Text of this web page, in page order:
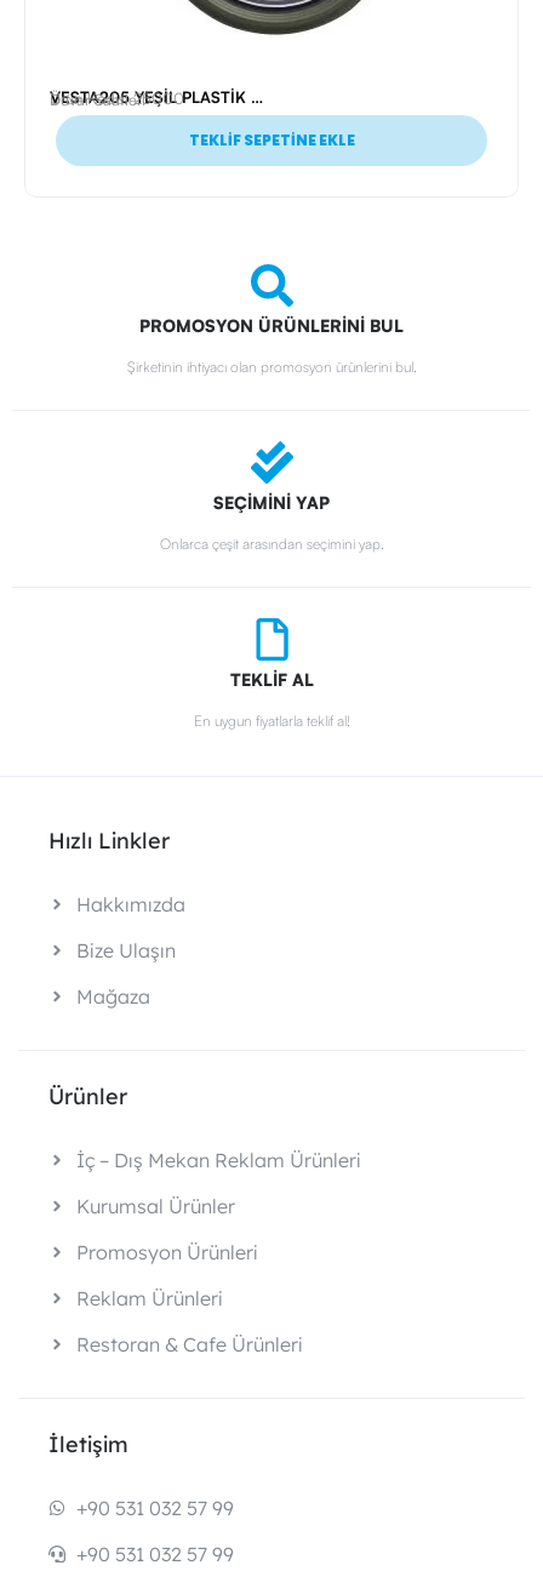
VESTA205 YEŞİL PLASTİK ÇERÇEVE DUVAR SAATİ (355 MM)
Ürün Kodu: 25000
Duvar Saatleri
TEKLİF SEPETİNE EKLE
PROMOSYON ÜRÜNLERİNİ BUL
Şirketinin ihtiyacı olan promosyon ürünlerini bul.
SEÇİMİNİ YAP
Onlarca çeşit arasından seçimini yap.
TEKLİF AL
En uygun fiyatlarla teklif al!
Hızlı Linkler
Hakkımızda
Bize Ulaşın
Mağaza
Ürünler
İç – Dış Mekan Reklam Ürünleri
Kurumsal Ürünler
Promosyon Ürünleri
Reklam Ürünleri
Restoran & Cafe Ürünleri
İletişim
+90 531 032 57 99
+90 531 032 57 99